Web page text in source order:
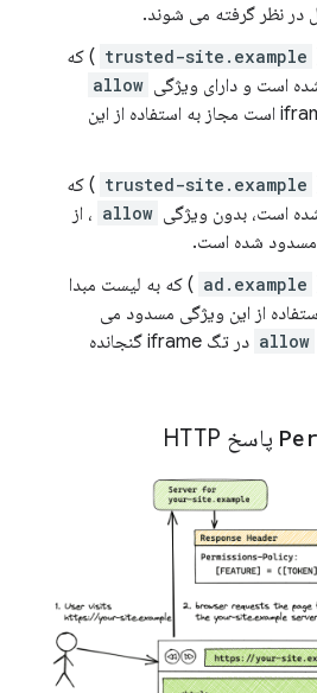
در نظر گرفته می شوند.
trusted-site.example ) که
است و دارای ویژگی allow
مجموعه ای در تگ iframe است مجاز به استفاده از این
trusted-site.example ) که
است، بدون ویژگی allow ، از
مسدود شده است.
ad.example ) که به لیست مبدا
از این ویژگی مسدود می
allow
در تگ iframe گنجانده
پاسخ HTTP